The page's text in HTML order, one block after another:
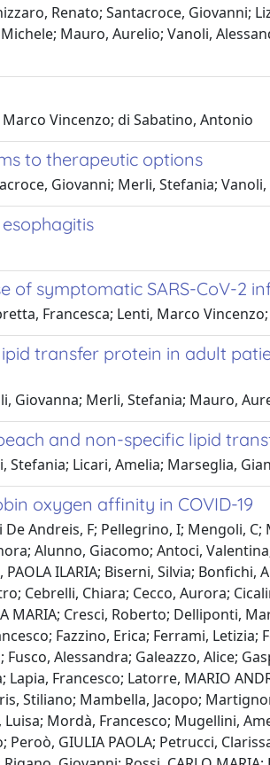
Renato; Santacroce, Giovanni;
Mauro, Aurelio; Vanoli,
Vincenzo; di Sabatino, Antonio
to therapeutic options
Giovanni; Merli, Stefania;
of symptomatic SARS-CoV-2
Francesca; Lenti, Marco
transfer protein in adult
Giovanna; Merli, Stefania; Mauro,
and non-specific lipid
Licari, Amelia; Marseglia,
oxygen affinity in COVID-19
Andreis, F; Pellegrino, I; Mengoli,
Alunno, Giacomo; Antoci,
ILARIA; Biserni, Silvia;
Cebrelli, Chiara; Cecco, Aurora;
MARIA; Cresci, Roberto; Delliponti,
Fazzino, Erica; Ferrami,
Alessandra; Galeazzo, Alice;
Francesco; Latorre, MARIO
Stiliano; Mambella, Jacopo;
Mordà, Francesco; Mugellini,
GIULIA PAOLA; Petrucci,